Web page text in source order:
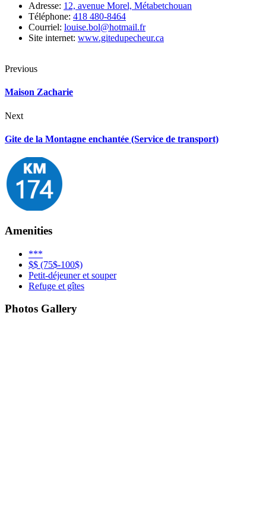
Adresse: 12, avenue Morel, Métabetchouan
Téléphone: 418 480-8464
Courriel: louise.bol@hotmail.fr
Site internet: www.gitedupecheur.ca
Navigation
de
Previous
Maison Zacharie
Next
Gite de la Montagne enchantée (Service de transport)
Amenities
***
$$ (75$-100$)
Petit-déjeuner et souper
Refuge et gîtes
Photos Gallery